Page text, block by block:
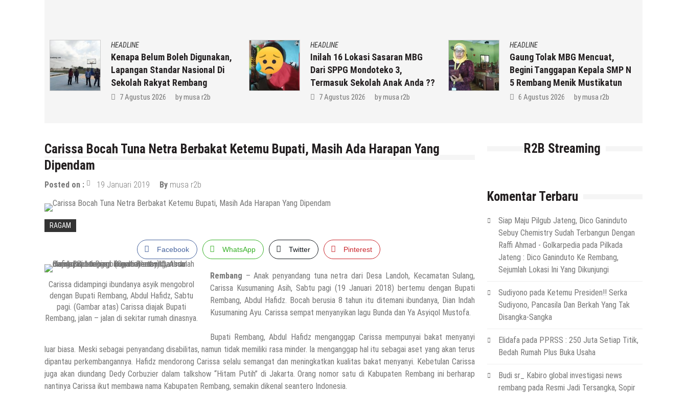
HEADLINE
Kenapa Belum Boleh Digunakan,
Lapangan Standar Nasional Di
Sekolah Rakyat Rembang
7 Agustus 2026 bymusa r2b
HEADLINE
Inilah 16 Lokasi Sasaran MBG
Dari SPPG Mondoteko 3,
Termasuk Sekolah Anak Anda ??
7 Agustus 2026 bymusa r2b
HEADLINE
Gaung Tolak MBG Mencuat,
Begini Tanggapan Kepala SMP N
5 Rembang Menik Mustikatun
6 Agustus 2026 bymusa r2b
Carissa Bocah Tuna Netra Berbakat Ketemu Bupati, Masih Ada Harapan Yang
Dipendam
Posted on : 19 Januari 2019 By musa r2b
RAGAM
Facebook WhatsApp Twitter Pinterest
Carissa didampingi ibundanya asyik mengobrol
dengan Bupati Rembang, Abdul Hafidz, Sabtu
pagi. (Gambar atas) Carissa diajak Bupati
Rembang, jalan – jalan di sekitar rumah dinasnya.
Rembang – Anak penyandang tuna netra dari Desa Landoh, Kecamatan Sulang,
Carissa Kusumaning Asih, Sabtu pagi (19 Januari 2018) bertemu dengan Bupati
Rembang, Abdul Hafidz. Bocah berusia 8 tahun itu ditemani ibundanya, Dian Indah
Kusumaning Ayu. Carissa sempat menyanyikan lagu Bunda dan Ya Asyiqol Mustofa.
Bupati Rembang, Abdul Hafidz menganggap Carissa mempunyai bakat menyanyi
luar biasa. Meski sebagai penyandang disabilitas, namun tidak memiliki rasa minder. Ia menganggap hal itu sebagai aset yang akan terus
dipantau perkembangannya. Hafidz mendorong Carissa selalu semangat dan meningkatkan kualitas bakat menyanyi. Kebetulan Carissa
juga akan diundang Dedy Corbuzier dalam talkshow “Hitam Putih” di Jakarta. Orang nomor satu di Kabupaten Rembang ini berharap
nantinya Carissa ikut membawa nama Kabupaten Rembang, semakin dikenal seantero Indonesia.
R2B Streaming
Komentar Terbaru
Siap Maju Pilgub Jateng, Dico Ganinduto
Sebuy Chemistry Sudah Terbangun Dengan
Raffi Ahmad - Golkarpedia pada Pilkada
Jateng : Dico Ganinduto Ke Rembang,
Sejumlah Lokasi Ini Yang Dikunjungi
Sudiyono pada Ketemu Presiden!! Serka
Sudiyono, Pancasila Dan Berkah Yang Tak
Disangka-Sangka
Elidafa pada PPRSS : 250 Juta Setiap Titik,
Bedah Rumah Plus Buka Usaha
Budi sr_ Kabiro global investigasi news
rembang pada Resmi Jadi Tersangka, Sopir